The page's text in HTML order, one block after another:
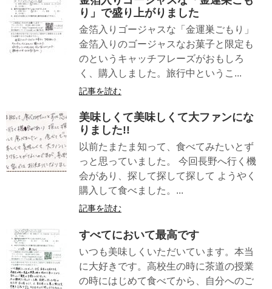
り」で盛り上がりました
金箔入りゴージャスな「金運巣ごもり」
金箔入りのゴージャスなお菓子と限定も
のというキャッチフレーズがおもしろ
く、購入しました。旅行中というこ...
記事を読む
美味しくて美味しくて大ファンにな
りました!!
以前たまたま知って、食べてみたいとず
っと思っていました。 今回長野へ行く機
会があり、探して探して探して ようやく
購入して食べました。...
記事を読む
すべてにおいて最高です
いつも美味しくいただいています。本当
に大好きです。高校生の時に茶道の授業
の時にはじめて食べてから、自分へのご